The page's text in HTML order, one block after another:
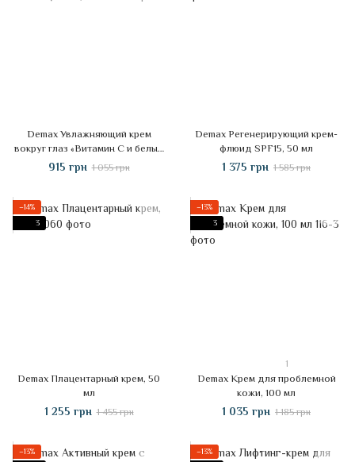
Demax Увлажняющий крем
вокруг глаз «Витамин С и белые
цветы», 30 мл
915 грн 1 055 грн
Demax Регенерирующий крем-
флюид SPF15, 50 мл
1 375 грн 1 585 грн
−14%
3
Demax Плацентарный крем, 50
мл
1 255 грн 1 455 грн
−13%
3
1
Demax Крем для проблемной
кожи, 100 мл
1 035 грн 1 185 грн
−13%
−13%